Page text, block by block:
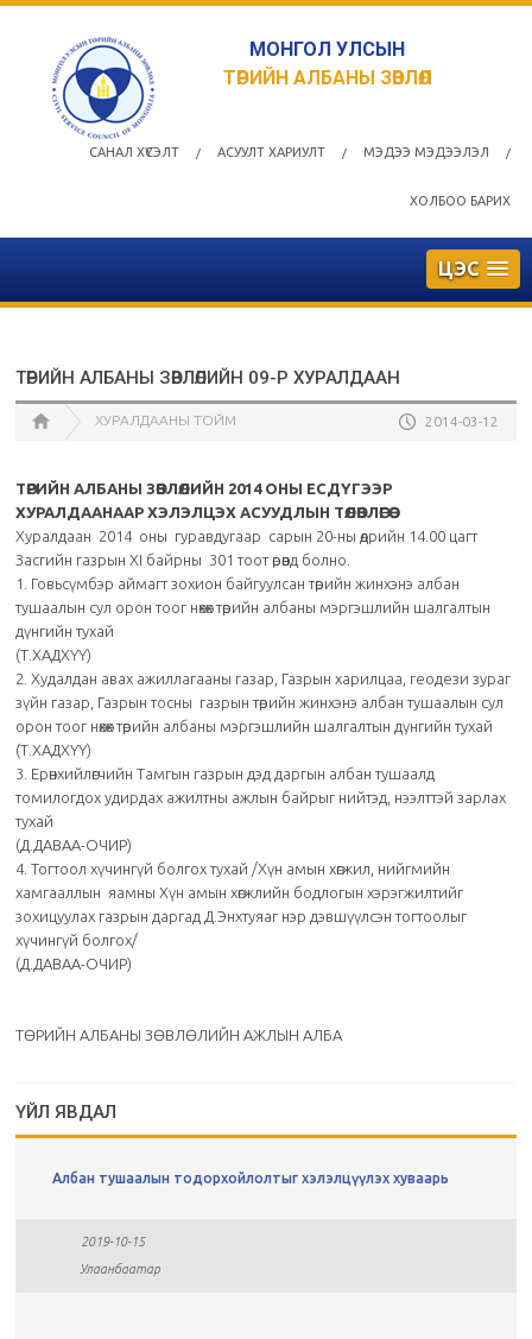
МОНГОЛ УЛСЫН
ТӨРИЙН АЛБАНЫ ЗӨВЛӨЛ
САНАЛ ХҮСЭЛТ / АСУУЛТ ХАРИУЛТ / МЭДЭЭ МЭДЭЭЛЭЛ /
ХОЛБОО БАРИХ
ЦЭС
ТӨРИЙН АЛБАНЫ ЗӨВЛӨЛИЙН 09-Р ХУРАЛДААН
ХУРАЛДААНЫ ТОЙМ 2014-03-12
ТӨРИЙН АЛБАНЫ ЗӨВЛӨЛИЙН 2014 ОНЫ ЕСДҮГЭЭР
ХУРАЛДААНААР ХЭЛЭЛЦЭХ АСУУДЛЫН ТӨЛӨВЛӨГӨӨ
Хуралдаан 2014 оны гуравдугаар сарын 20-ны өдрийн 14.00 цагт
Засгийн газрын ХI байрны 301 тоот өрөөнд болно.
1. Говьсүмбэр аймагт зохион байгуулсан төрийн жинхэнэ албан
тушаалын сул орон тоог нөхөх төрийн албаны мэргэшлийн шалгалтын
дүнгийн тухай
(Т.ХАДХҮҮ)
2. Худалдан авах ажиллагааны газар, Газрын харилцаа, геодези зураг
зүйн газар, Газрын тосны газрын төрийн жинхэнэ албан тушаалын сул
орон тоог нөхөх төрийн албаны мэргэшлийн шалгалтын дүнгийн тухай
(Т.ХАДХҮҮ)
3. Ерөнхийлөгчийн Тамгын газрын дэд даргын албан тушаалд
томилогдох удирдах ажилтны ажлын байрыг нийтэд, нээлттэй зарлах
тухай
(Д.ДАВАА-ОЧИР)
4. Тогтоол хүчингүй болгох тухай /Хүн амын хөгжил, нийгмийн
хамгааллын яамны Хүн амын хөгжлийн бодлогын хэрэгжилтийг
зохицуулах газрын даргад Д.Энхтуяаг нэр дэвшүүлсэн тогтоолыг
хүчингүй болгох/
(Д.ДАВАА-ОЧИР)
ТӨРИЙН АЛБАНЫ ЗӨВЛӨЛИЙН АЖЛЫН АЛБА
ҮЙЛ ЯВДАЛ
Албан тушаалын тодорхойлолтыг хэлэлцүүлэх хуваарь
2019-10-15
Улаанбаатар